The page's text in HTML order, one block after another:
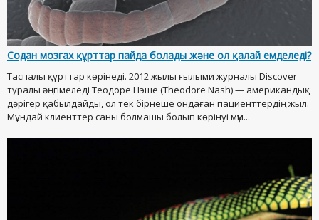
Содан мозгах құрттар пайда болады және ол қалай емделеді?
Таспалы құрттар көрінеді. 2012 жылы ғылыми журналы Discover
туралы әңгімеледі Теодоре Нэше (Theodore Nash) — американдық
дәрігер қабылдайды, ол тек бірнеше ондаған пациенттердің жыл.
Мұндай клиенттер саны болмашы болып көрінуі мүм...